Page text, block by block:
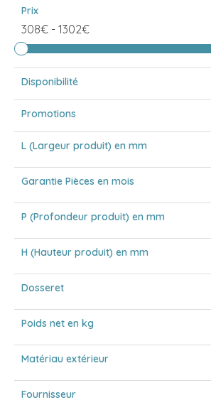
Prix
308€ - 1302€
Disponibilité
Promotions
L (Largeur produit) en mm
Garantie Pièces en mois
P (Profondeur produit) en mm
H (Hauteur produit) en mm
Dosseret
Poids net en kg
Matériau extérieur
Fournisseur